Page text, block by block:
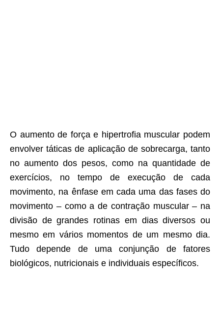
O aumento de força e hipertrofia muscular podem
envolver táticas de aplicação de sobrecarga, tanto
no aumento dos pesos, como na quantidade de
exercícios, no tempo de execução de cada
movimento, na ênfase em cada uma das fases do
movimento – como a de contração muscular – na
divisão de grandes rotinas em dias diversos ou
mesmo em vários momentos de um mesmo dia.
Tudo depende de uma conjunção de fatores
biológicos, nutricionais e individuais específicos.